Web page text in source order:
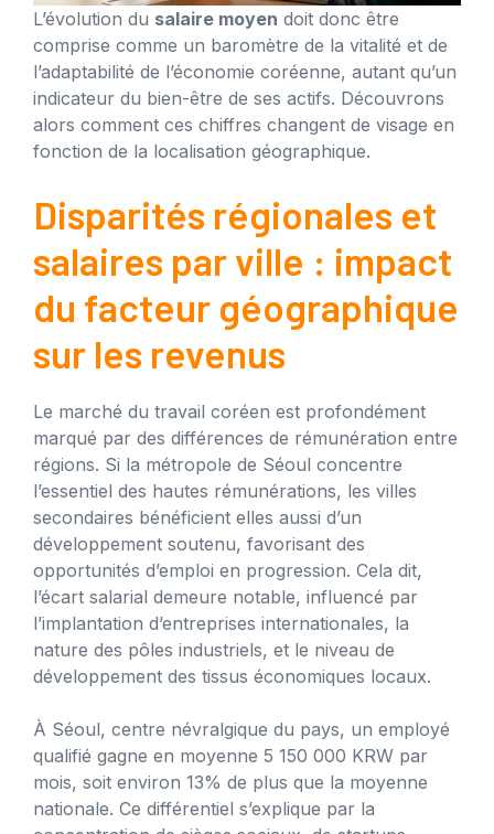
L’évolution du salaire moyen doit donc être
comprise comme un baromètre de la vitalité et de
l’adaptabilité de l’économie coréenne, autant qu’un
indicateur du bien-être de ses actifs. Découvrons
alors comment ces chiffres changent de visage en
fonction de la localisation géographique.
Disparités régionales et
salaires par ville : impact
du facteur géographique
sur les revenus
Le marché du travail coréen est profondément
marqué par des différences de rémunération entre
régions. Si la métropole de Séoul concentre
l’essentiel des hautes rémunérations, les villes
secondaires bénéficient elles aussi d’un
développement soutenu, favorisant des
opportunités d’emploi en progression. Cela dit,
l’écart salarial demeure notable, influencé par
l’implantation d’entreprises internationales, la
nature des pôles industriels, et le niveau de
développement des tissus économiques locaux.
À Séoul, centre névralgique du pays, un employé
qualifié gagne en moyenne 5 150 000 KRW par
mois, soit environ 13% de plus que la moyenne
nationale. Ce différentiel s’explique par la